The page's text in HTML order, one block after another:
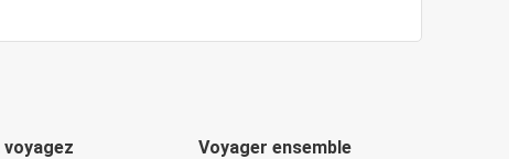
Voyager ensemble